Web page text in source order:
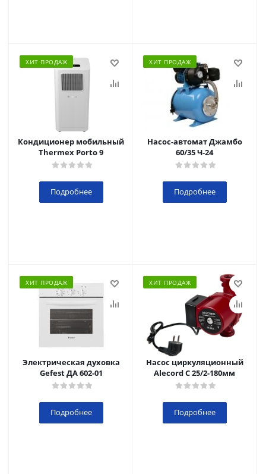
ХИТ ПРОДАЖ
Кондиционер мобильный
Thermex Porto 9
Подробнее
ХИТ ПРОДАЖ
Насос-автомат Джамбо
60/35 Ч-24
Подробнее
ХИТ ПРОДАЖ
Электрическая духовка
Gefest ДА 602-01
Подробнее
ХИТ ПРОДАЖ
Насос циркуляционный
Alecord C 25/2-180мм
Подробнее